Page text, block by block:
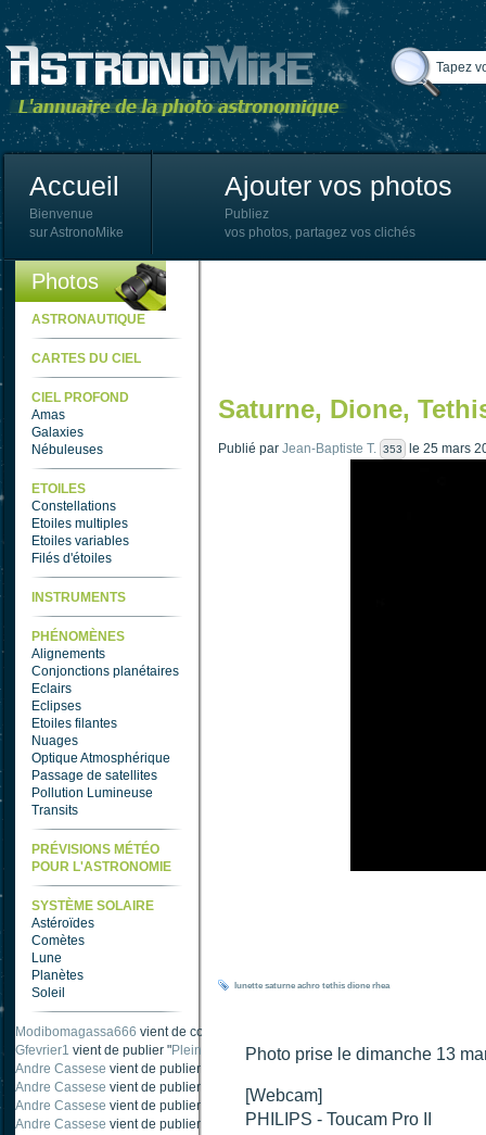
Accueil
Bienvenue
sur AstronoMike
Ajouter vos photos
Publiez
vos photos, partagez vos clichés
Photos
ASTRONAUTIQUE
CARTES DU CIEL
CIEL PROFOND
Amas
Galaxies
Nébuleuses
ETOILES
Constellations
Etoiles multiples
Etoiles variables
Filés d'étoiles
INSTRUMENTS
PHÉNOMÈNES
Alignements
Conjonctions planétaires
Eclairs
Eclipses
Etoiles filantes
Nuages
Optique Atmosphérique
Passage de satellites
Pollution Lumineuse
Transits
PRÉVISIONS MÉTÉO
POUR L'ASTRONOMIE
SYSTÈME SOLAIRE
Astéroïdes
Comètes
Lune
Planètes
Soleil
Modibomagassa666 vient de commenter "
Gfevrier1 vient de publier "Pleine Lune - 9 Aout 205".
Andre Cassese vient de publier "
Andre Cassese vient de publier "
Tache solaire 21 juin 2021 lunette halpha 120
Andre Cassese vient de publier "
taches solaires et zone active halpha 27 juin
Andre Cassese vient de publier " Protuberance explosive 9 juin 2021 lunette
Saturne, Dione,
Publié par Jean-Baptiste T. 353 le 25 mars
lunette saturne achro tethis dione rhea
Photo prise le dimanche 13
[Webcam]
PHILIPS - Toucam Pro II